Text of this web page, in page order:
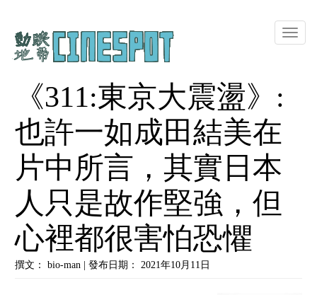
Toggle
《311:東京大震盪》:
也許一如成田結美在
片中所言，其實日本
人只是故作堅強，但
心裡都很害怕恐懼
撰文： bio-man | 發布日期： 2021年10月11日